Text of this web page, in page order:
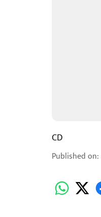
CD
Published on: